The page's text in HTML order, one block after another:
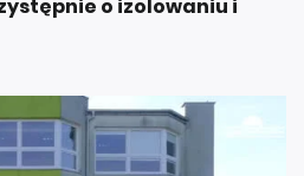
o izolowaniu i